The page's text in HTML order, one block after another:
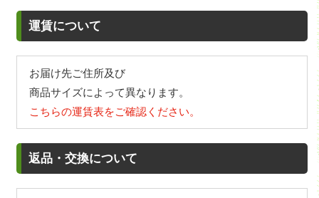
運賃について
お届け先ご住所及び
商品サイズによって異なります。
こちらの運賃表をご確認ください。
返品・交換について